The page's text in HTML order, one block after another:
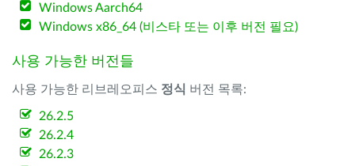
Windows Aarch64
Windows x86_64 (비스타 또는 이후 버전 필요)
사용 가능한 버전들
사용 가능한 리브레오피스 정식 버전 목록:
26.2.5
26.2.4
26.2.3